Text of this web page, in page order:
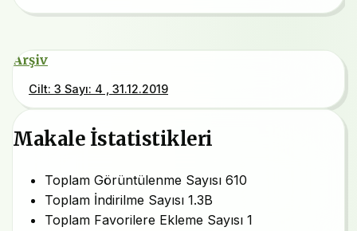
Arşiv
Cilt: 3 Sayı: 4 , 31.12.2019
Makale İstatistikleri
Toplam Görüntülenme Sayısı 610
Toplam İndirilme Sayısı 1.3B
Toplam Favorilere Ekleme Sayısı 1